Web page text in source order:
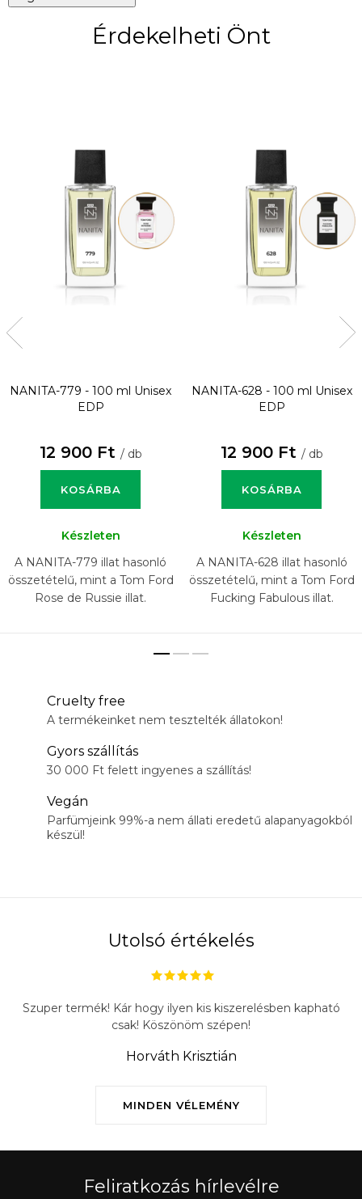
Érdekelheti Önt
NANITA-779 - 100 ml Unisex
EDP
12 900 Ft / db
KOSÁRBA
Készleten
A NANITA-779 illat hasonló
összetételű, mint a Tom Ford
Rose de Russie illat.
NANITA-628 - 100 ml Unisex
EDP
12 900 Ft / db
KOSÁRBA
Készleten
A NANITA-628 illat hasonló
összetételű, mint a Tom Ford
Fucking Fabulous illat.
Cruelty free
A termékeinket nem tesztelték állatokon!
Gyors szállítás
30 000 Ft felett ingyenes a szállítás!
Vegán
Parfümjeink 99%-a nem állati eredetű alapanyagokból
készül!
Utolsó értékelés
MINDEN VÉLEMÉNY
Szuper termék! Kár hogy ilyen kis kiszerelésben kapható
csak! Köszönöm szépen!
Horváth Krisztián
Feliratkozás hírlevélre